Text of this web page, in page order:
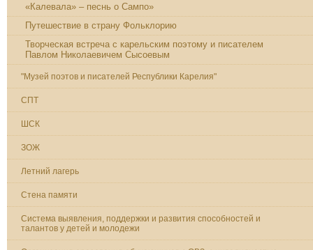
«Калевала» – песнь о Сампо»
Путешествие в страну Фольклорию
Творческая встреча с карельским поэтому и писателем
Павлом Николаевичем Сысоевым
"Музей поэтов и писателей Республики Карелия"
СПТ
ШСК
ЗОЖ
Летний лагерь
Стена памяти
Система выявления, поддержки и развития способностей и
талантов у детей и молодежи